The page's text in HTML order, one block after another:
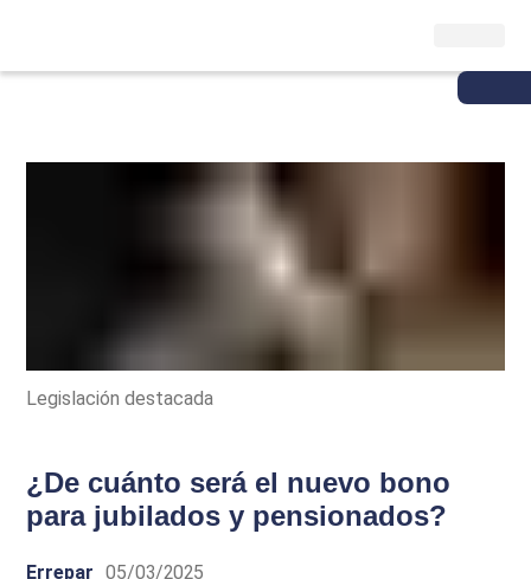
Legislación destacada
¿De cuánto será el nuevo bono
para jubilados y pensionados?
Errepar 05/03/2025